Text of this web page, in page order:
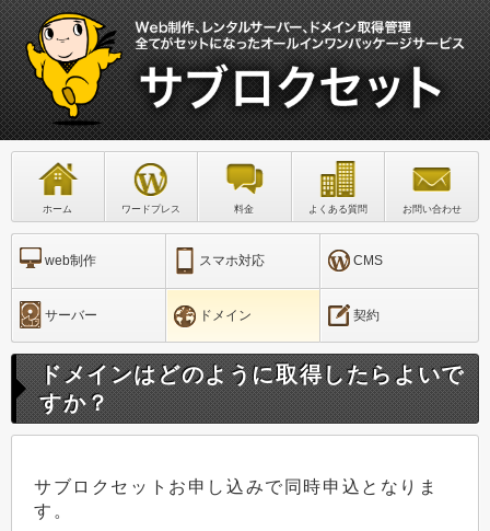
ホーム ワードプレス 料金 よくある質問 お問い合わせ
web制作 スマホ対応 CMS
サーバー ドメイン 契約
ドメインはどのように取得したらよいで
すか？
サブロクセットお申し込みで同時申込となりま
す。